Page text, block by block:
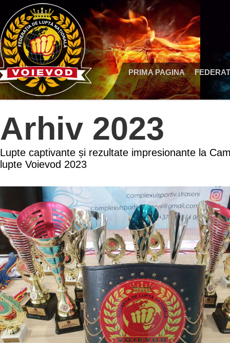
PRIMA PAGINA
Arhiv 2023
Lupte captivante și rezultate impresionante la
lupte Voievod 2023